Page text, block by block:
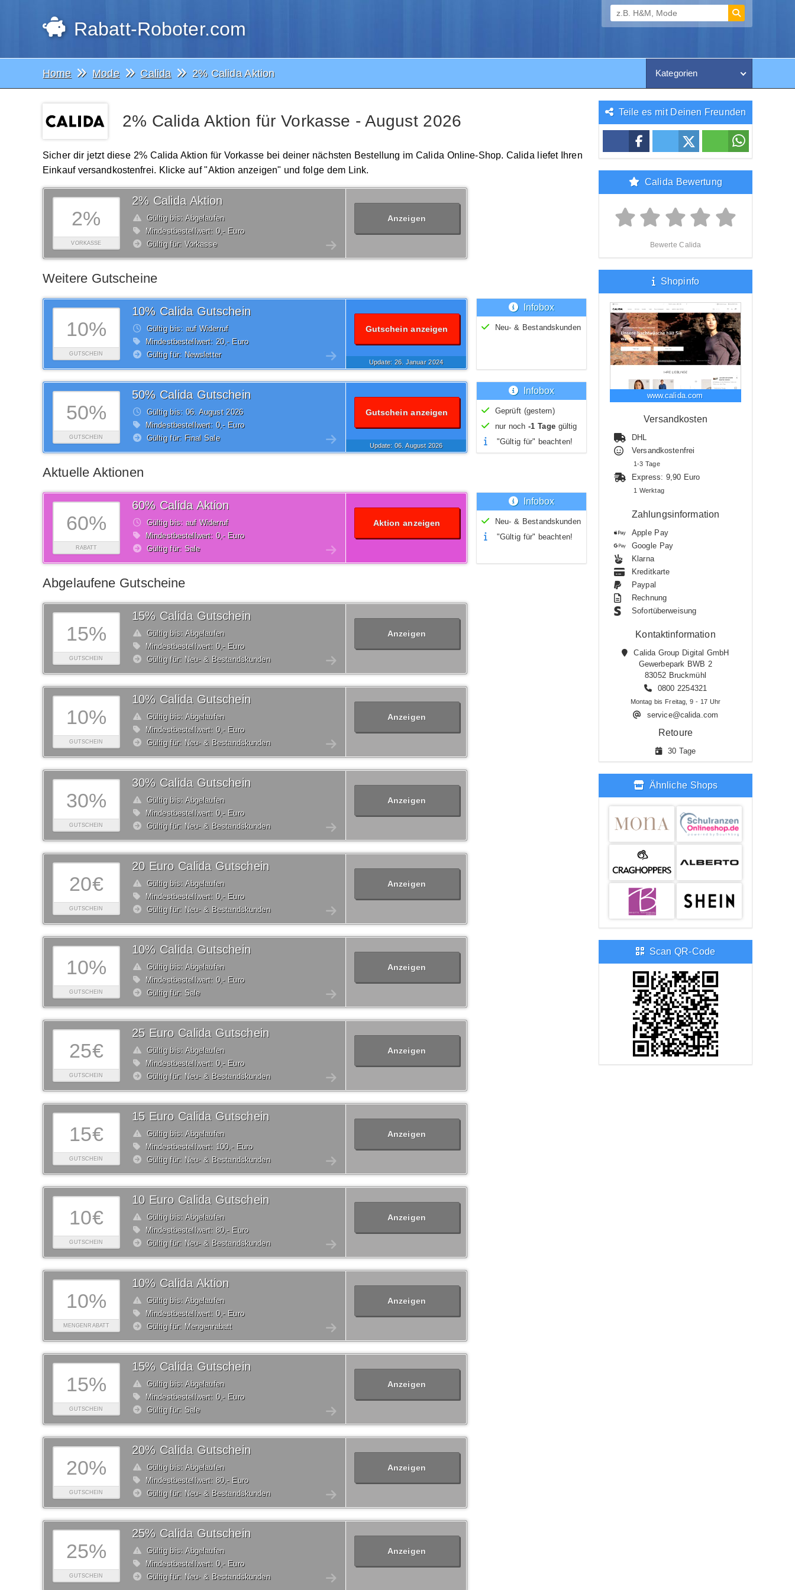
Rabatt-Roboter.com
Home Mode Calida 2% Calida Aktion Kategorien
2% Calida Aktion für Vorkasse - August 2026
Sicher dir jetzt diese 2% Calida Aktion für Vorkasse bei deiner nächsten Bestellung im Calida Online-Shop. Calida liefet Ihren
Einkauf versandkostenfrei. Klicke auf "Aktion anzeigen" und folge dem Link.
2%
VORKASSE
2% Calida Aktion
Gültig bis: Abgelaufen
Mindestbestellwert: 0,- Euro
Gültig für: Vorkasse
Anzeigen
Weitere Gutscheine
10%
GUTSCHEIN
10% Calida Gutschein
Gültig bis: auf Widerruf
Mindestbestellwert: 20,- Euro
Gültig für: Newsletter
Gutschein anzeigen
Update: 26. Januar2024
Infobox
Neu- & Bestandskunden
50%
GUTSCHEIN
50% Calida Gutschein
Gültig bis: 06. August2026
Mindestbestellwert: 0,- Euro
Gültig für: Final Sale
Gutschein anzeigen
Update: 06.August2026
Infobox
Geprüft (gestern)
nur noch-1 Tagegültig
"Gültig für" beachten!
Aktuelle Aktionen
60%
RABATT
60% Calida Aktion
Gültig bis: auf Widerruf
Mindestbestellwert: 0,- Euro
Gültig für: Sale
Aktion anzeigen
Infobox
Neu- & Bestandskunden
"Gültig für" beachten!
Abgelaufene Gutscheine
15%
GUTSCHEIN
15% Calida Gutschein
Gültig bis: Abgelaufen
Mindestbestellwert: 0,- Euro
Gültig für: Neu- & Bestandskunden
Anzeigen
10%
GUTSCHEIN
10% Calida Gutschein
Gültig bis: Abgelaufen
Mindestbestellwert: 0,- Euro
Gültig für: Neu- & Bestandskunden
Anzeigen
30%
GUTSCHEIN
30% Calida Gutschein
Gültig bis: Abgelaufen
Mindestbestellwert: 0,- Euro
Gültig für: Neu- & Bestandskunden
Anzeigen
20€
GUTSCHEIN
20 Euro Calida Gutschein
Gültig bis: Abgelaufen
Mindestbestellwert: 0,- Euro
Gültig für: Neu- & Bestandskunden
Anzeigen
10%
GUTSCHEIN
10% Calida Gutschein
Gültig bis: Abgelaufen
Mindestbestellwert: 0,- Euro
Gültig für: Sale
Anzeigen
25€
GUTSCHEIN
25 Euro Calida Gutschein
Gültig bis: Abgelaufen
Mindestbestellwert: 0,- Euro
Gültig für: Neu- & Bestandskunden
Anzeigen
15€
GUTSCHEIN
15 Euro Calida Gutschein
Gültig bis: Abgelaufen
Mindestbestellwert: 100,- Euro
Gültig für: Neu- & Bestandskunden
Anzeigen
10€
GUTSCHEIN
10 Euro Calida Gutschein
Gültig bis: Abgelaufen
Mindestbestellwert: 80,- Euro
Gültig für: Neu- & Bestandskunden
Anzeigen
10%
MENGENRABATT
10% Calida Aktion
Gültig bis: Abgelaufen
Mindestbestellwert: 0,- Euro
Gültig für: Mengenrabatt
Anzeigen
15%
GUTSCHEIN
15% Calida Gutschein
Gültig bis: Abgelaufen
Mindestbestellwert: 0,- Euro
Gültig für: Sale
Anzeigen
20%
GUTSCHEIN
20% Calida Gutschein
Gültig bis: Abgelaufen
Mindestbestellwert: 80,- Euro
Gültig für: Neu- & Bestandskunden
Anzeigen
25%
GUTSCHEIN
25% Calida Gutschein
Gültig bis: Abgelaufen
Mindestbestellwert: 0,- Euro
Gültig für: Neu- & Bestandskunden
Anzeigen
Teile es mit Deinen Freunden
Calida Bewertung
Bewerte Calida
Shopinfo
www.calida.com
Versandkosten
DHL
Versandkostenfrei
1-3 Tage
Express: 9,90 Euro
1 Werktag
Zahlungsinformation
Apple Pay
Google Pay
Klarna
Kreditkarte
Paypal
Rechnung
Sofortüberweisung
Kontaktinformation
Calida Group Digital GmbH
Gewerbepark BWB 2
83052 Bruckmühl
0800 2254321
Montag bis Freitag, 9 - 17 Uhr
service@calida.com
Retoure
30 Tage
Ähnliche Shops
Scan QR-Code